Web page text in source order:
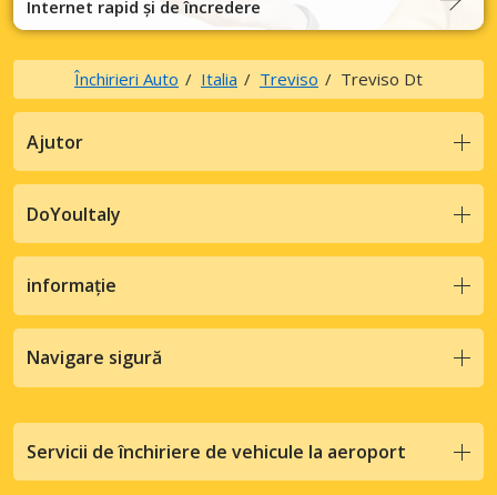
Internet rapid și de încredere
Închirieri Auto Italia Treviso Treviso Dt
Ajutor
DoYouItaly
informație
Navigare sigură
Servicii de închiriere de vehicule la aeroport